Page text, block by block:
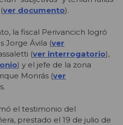
ver documento).
la fiscal Perivancich logró
Jorge Ávila (ver
(ver interrogatorio),
) y el jefe de la zona
Monrás (ver
el testimonio del
prestado el 19 de julio de